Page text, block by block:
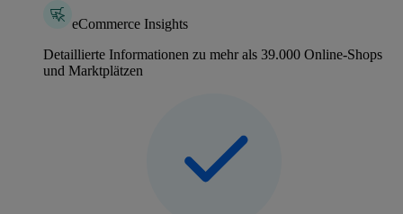
eCommerce Insights
Detaillierte Informationen zu mehr als 39.000 Online-Shops
und Marktplätzen